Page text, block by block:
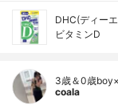
DHC(ディー
ビタミンD
3歳＆0歳
coala